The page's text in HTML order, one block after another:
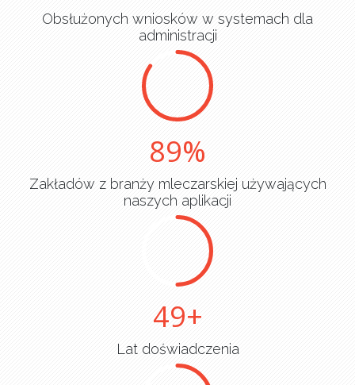
Obsłużonych wniosków w systemach dla
administracji
90
Zakładów z branży mleczarskiej używających
naszych aplikacji
50
Lat doświadczenia